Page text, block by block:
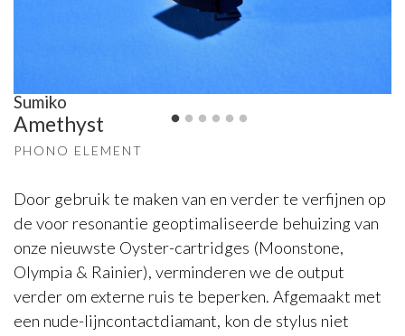
Sumiko
Amethyst
PHONO ELEMENT
Door gebruik te maken van en verder te verfijnen op
de voor resonantie geoptimaliseerde behuizing van
onze nieuwste Oyster-cartridges (Moonstone,
Olympia & Rainier), verminderen we de output
verder om externe ruis te beperken. Afgemaakt met
een nude-lijncontactdiamant, kon de stylus niet